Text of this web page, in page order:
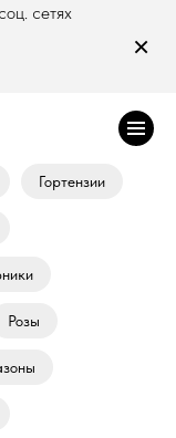
сетях
×
Гортензии
Розы